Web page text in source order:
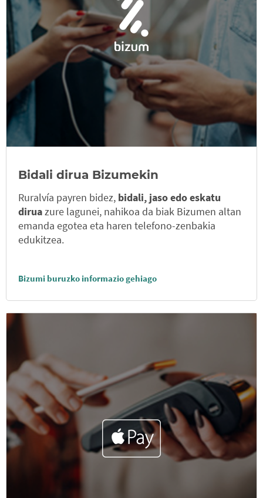
Bidali dirua Bizumekin
Ruralvía payren bidez, bidali, jaso edo eskatu
diruazure lagunei, nahikoa da biak Bizumen altan
emanda egotea eta haren telefono-zenbakia
edukitzea.
Bizumi buruzko informazio gehiago